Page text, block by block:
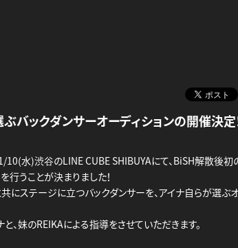
ぶバックダンサーオーディションの開催決定
1/10(水)渋谷のLINE CUBE SHIBUYAにて、BiSH解散後初
うことが決まりました！
にステージに立つバックダンサーを、アイナ自らが選ぶ
、妹のREIKAによる指導をさせていただきます。